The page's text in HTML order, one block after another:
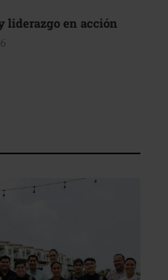
liderazgo en acción